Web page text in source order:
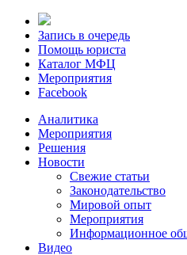
Запись в очередь
Помощь юриста
Каталог МФЦ
Мероприятия
Facebook
Аналитика
Мероприятия
Решения
Новости
Свежие статьи
Законодательство
Мировой опыт
Мероприятия
Информационное
Видео